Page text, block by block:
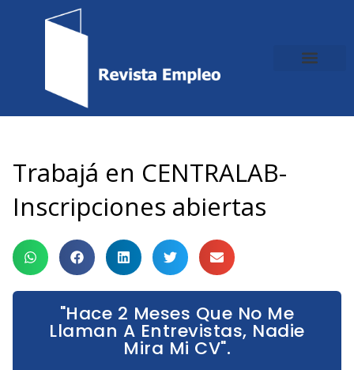
Trabajá en CENTRALAB-
Inscripciones abiertas
"Hace 2 Meses Que No Me
Llaman A Entrevistas, Nadie
Mira Mi CV".